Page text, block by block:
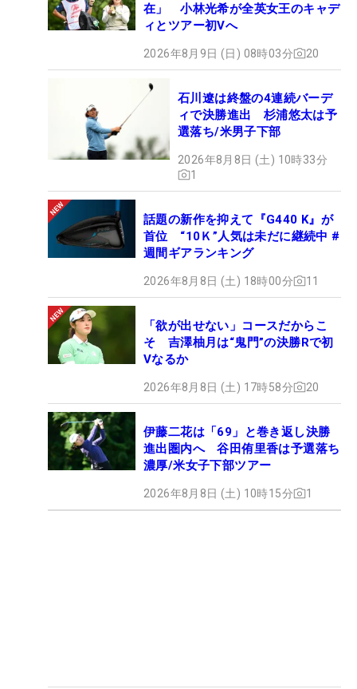
在」 小林光希が全英女王のキャデ
ィとツアー初Vへ
2026年8月9日 (日) 08時03分 20
石川遼は終盤の4連続バーデ
ィで決勝進出 杉浦悠太は予
選落ち/米男子下部
2026年8月8日 (土) 10時33分
1
話題の新作を抑えて『G440 K』が
首位 “10Ｋ”人気は未だに継続中 #
週間ギアランキング
2026年8月8日 (土) 18時00分 11
「欲が出せない」コースだからこ
そ 吉澤柚月は“鬼門”の決勝Rで初
Vなるか
2026年8月8日 (土) 17時58分 20
伊藤二花は「69」と巻き返し決勝
進出圏内へ 谷田侑里香は予選落ち
濃厚/米女子下部ツアー
2026年8月8日 (土) 10時15分 1